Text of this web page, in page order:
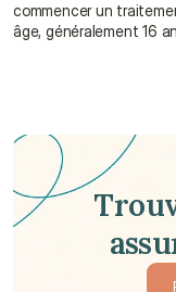
commencer un
âge, généralement 16